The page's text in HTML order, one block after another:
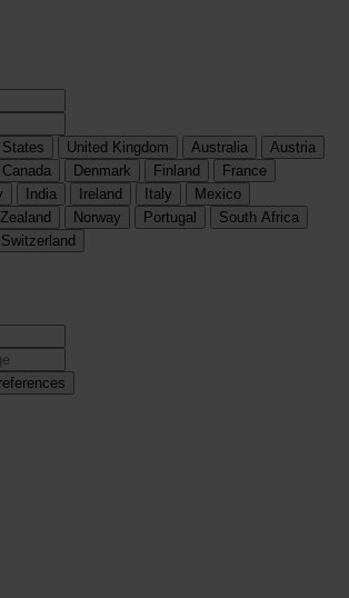
United Kingdom Australia
Austria
Canada Denmark Finland
France
India Ireland Italy
Mexico
Norway Portugal
South Africa
Switzerland